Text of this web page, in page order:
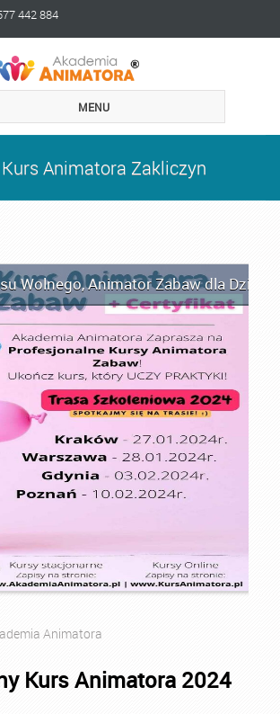
442 884
MENU
Animatora Zakliczyn
Wolnego,Animator Zabaw dla Dzieci
Animatora
Kurs Animatora 2024